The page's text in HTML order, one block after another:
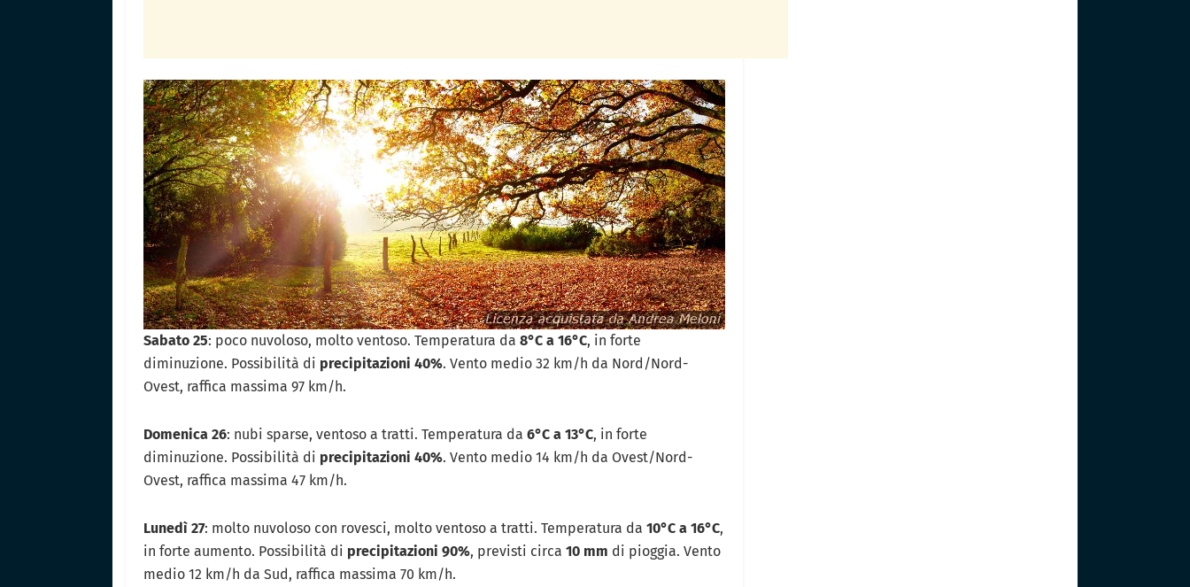
Sabato 25: poco nuvoloso, molto ventoso. Temperatura da 8°C a 16°C, in forte
diminuzione. Possibilità di precipitazioni 40%. Vento medio 32 km/h da Nord/Nord-
Ovest, raffica massima 97 km/h.
Domenica 26: nubi sparse, ventoso a tratti. Temperatura da 6°C a 13°C, in forte
diminuzione. Possibilità di precipitazioni 40%. Vento medio 14 km/h da Ovest/Nord-
Ovest, raffica massima 47 km/h.
Lunedì 27: molto nuvoloso con rovesci, molto ventoso a tratti. Temperatura da 10°C a 16°C,
in forte aumento. Possibilità di precipitazioni 90%, previsti circa 10 mm di pioggia. Vento
medio 12 km/h da Sud, raffica massima 70 km/h.